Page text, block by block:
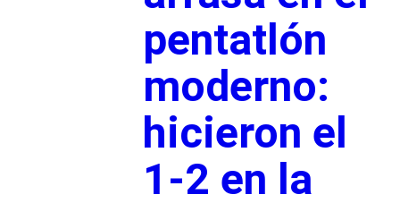
pentatlón
moderno:
hicieron el
1-2 en la